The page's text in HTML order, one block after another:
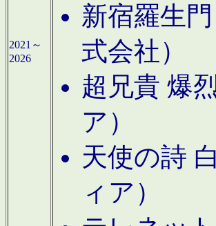
2021～
2026
新宿羅生
式会社）
超兄貴 爆
ア）
天使の詩
ィア）